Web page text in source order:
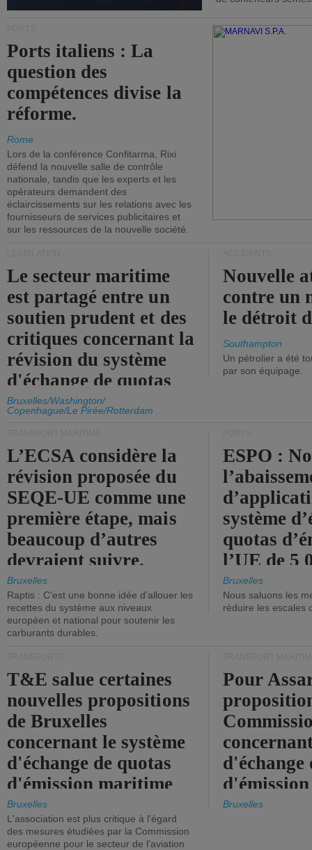
Ports italiens : La
question des
compétences divise la
réforme.
Rome
Lors de la conférence Confitarma, Rixi
défend la nouvelle salle de contrôle
nationale, tandis que les experts et les
opérateurs demandent des
éclaircissements sur les relations avec les
fournisseurs de services publicitaires et
sur les ressources de la nouvelle société.
Le secteur maritime
est partagé entre un
soutien prudent et des
critiques concernant la
révision du système
d'échange de quotas
d'émission de l'UE.
Bruxelles/Washington/
Copenhague/Le Pirée/Rotterdam
Nouvelle
contre un
le détroit
Southampton
Un pétrolier a été
par son équipage.
L’ECSA considère la
révision proposée du
SEQE-UE comme une
première étape, mais
beaucoup d’autres
devraient suivre.
Bruxelles
Raptis : C’est une bonne idée d’allouer les
recettes du système aux niveaux
européen et national pour soutenir les
carburants durables.
ESPO :
système
quotas
l’UE de 5
tonneaux
brute.
Bruxelles
Nous saluons les
réduire les escales
T&E salue certaines
nouvelles propositions
de Bruxelles
concernant le système
d'échange de quotas
d'émission maritime
de l'UE.
Bruxelles
L'association est plus critique à l'égard
des mesures étudiées par la Commission
européenne pour le secteur de l'aviation
Pour
d'échange
timide,
Bruxelles